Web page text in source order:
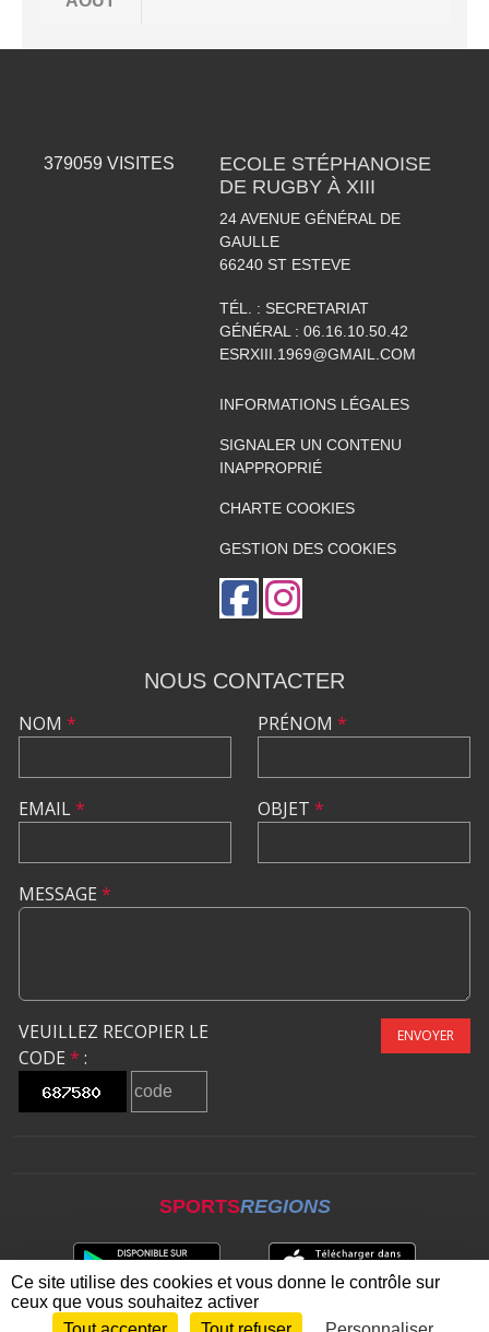
379059 VISITES
ECOLE STÉPHANOISE
DE RUGBY À XIII
24 AVENUE GÉNÉRAL DE
GAULLE
66240 ST ESTEVE
TÉL. : SECRETARIAT
GÉNÉRAL : 06.16.10.50.42
ESRXIII.1969@GMAIL.COM
INFORMATIONS LÉGALES
SIGNALER UN CONTENU
INAPPROPRIÉ
CHARTE COOKIES
GESTION DES COOKIES
NOUS CONTACTER
NOM *
EMAIL*
PRÉNOM *
OBJET *
MESSAGE *
VEUILLEZ RECOPIER LE
CODE * :
ENVOYER
SPORTSREGIONS
Ce site utilise des cookies et vous donne le contrôle sur
ceux que vous souhaitez activer